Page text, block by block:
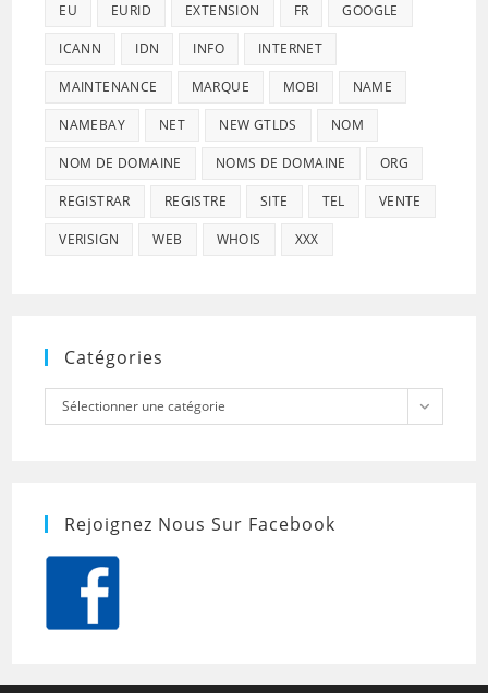
EU EURID EXTENSION FR GOOGLE
ICANN IDN INFO INTERNET
MAINTENANCE MARQUE MOBI NAME
NAMEBAY NET NEW GTLDS NOM
NOM DE DOMAINE NOMS DE DOMAINE ORG
REGISTRAR REGISTRE SITE TEL VENTE
VERISIGN WEB WHOIS XXX
Catégories
Catégories
Sélectionner une catégorie
Rejoignez Nous Sur Facebook